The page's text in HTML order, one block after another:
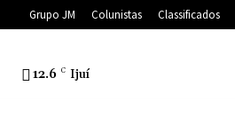
Grupo JM Colunistas Classificados
12.6 C Ijuí